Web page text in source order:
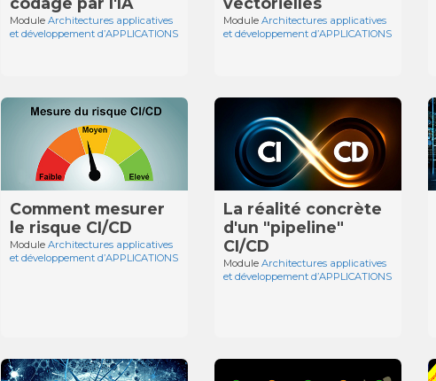
Module Architectures applicatives
et développement d’APPLICATIONS
Module Architectures applicatives
et développement d’APPLICATIONS
Comment mesurer
le risque CI/CD
Module Architectures applicatives
et développement d’APPLICATIONS
La réalité concrète
d'un "pipeline"
CI/CD
Module Architectures applicatives
et développement d’APPLICATIONS